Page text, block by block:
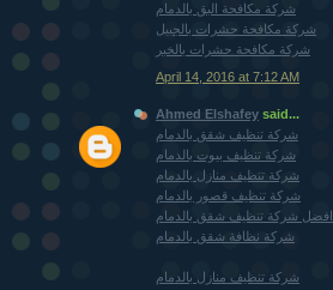
شركة مكافحة البق بالدمام
شركة مكافحة حشرات بالجبيل
شركة مكافحة حشرات بالخبر
April 14, 2016 at 7:12 AM
Ahmed Elshafey said...
شركة تنظيف شقق بالدمام
شركة تنظيف بيوت بالدمام
شركة تنظيف منازل بالدمام
شركة تنظيف قصور بالدمام
افضل شركة تنظيف شقق بالدمام
شركة نظافة شقق بالدمام
شركة تنظيف منازل بالدمام